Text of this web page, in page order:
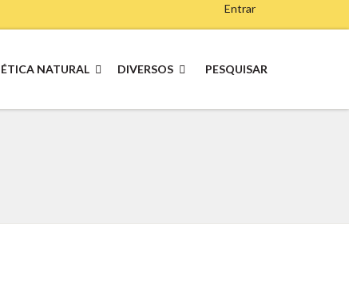
Entrar
NATURAL DIVERSOS PESQUISAR